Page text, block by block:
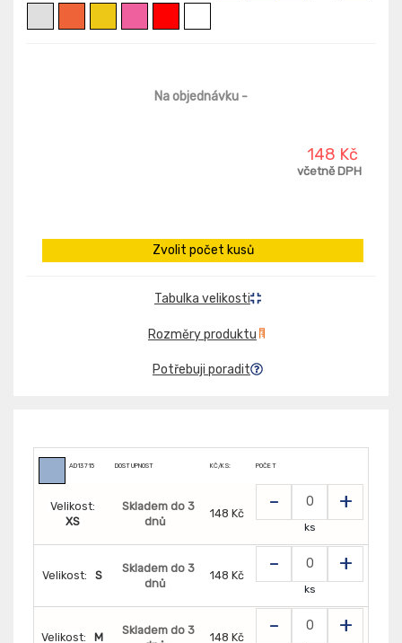
Na objednávku -
148 Kč
včetně DPH
Zvolit počet kusů
Tabulka velikosti
Rozměry produktu
Potřebuji poradit
AD13715 DOSTUPNOST KČ/KS: POČET
Velikost:
XS
Skladem do 3
dnů
148 Kč - +
ks
Velikost: S
Skladem do 3
dnů
148 Kč - +
ks
Velikost: M
Skladem do 3
148 Kč - +